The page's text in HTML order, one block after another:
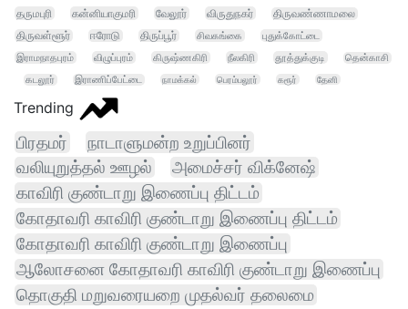
தருமபுரி
கன்னியாகுமரி வேலூர் விருதுநகர்
திருவண்ணாமலை
திருவள்ளூர்
ஈரோடு திருப்பூர் சிவகங்கை
புதுக்கோட்டை
இராமநாதபுரம்
விழுப்புரம் கிருஷ்ணகிரி நீலகிரி தூத்துக்குடி
தென்காசி
கடலூர்
இராணிப்பேட்டை நாமக்கல் பெரம்பலூர் கரூர் தேனி
Trending
பிரதமர் நாடாளுமன்ற உறுப்பினர்
வலியுறுத்தல் ஊழல்
அமைச்சர் விக்னேஷ்
காவிரி குண்டாறு இணைப்பு திட்டம்
கோதாவரி காவிரி குண்டாறு இணைப்பு திட்டம்
கோதாவரி காவிரி குண்டாறு இணைப்பு
ஆலோசனை கோதாவரி காவிரி குண்டாறு இணைப்பு
தொகுதி மறுவரையறை முதல்வர் தலைமை